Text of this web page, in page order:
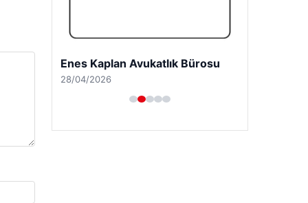
Enes Kaplan Avukatlık Bürosu
28/04/2026